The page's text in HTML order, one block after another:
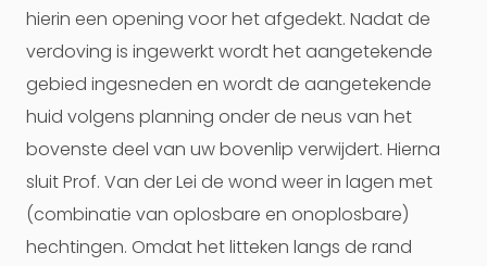
hierin een opening voor het afgedekt. Nadat de
verdoving is ingewerkt wordt het aangetekende
gebied ingesneden en wordt de aangetekende
huid volgens planning onder de neus van het
bovenste deel van uw bovenlip verwijdert. Hierna
sluit Prof. Van der Lei de wond weer in lagen met
(combinatie van oplosbare en onoplosbare)
hechtingen. Omdat het litteken langs de rand